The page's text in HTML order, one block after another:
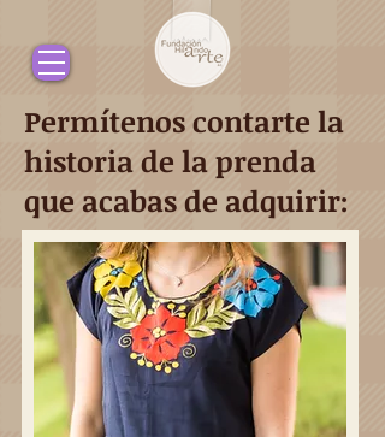
Permítenos contarte la
historia de la prenda
que acabas de adquirir: